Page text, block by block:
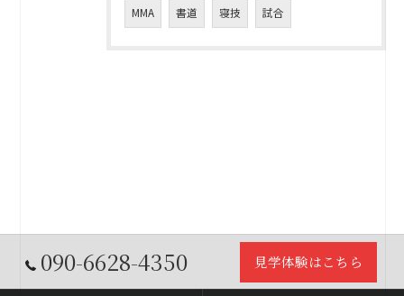
MMA 書道 寝技 試合
090-6628-4350 見学体験はこちら